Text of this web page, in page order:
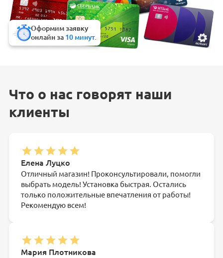
Оформим заявку
онлайн за 10 минут.
Что о нас говорят наши
клиенты
Елена Луцко
Отличный магазин! Проконсультировали, помогли
выбрать модель! Установка быстрая. Остались
только положительные впечатления от работы!
Рекомендую всем!
Мария Плотникова